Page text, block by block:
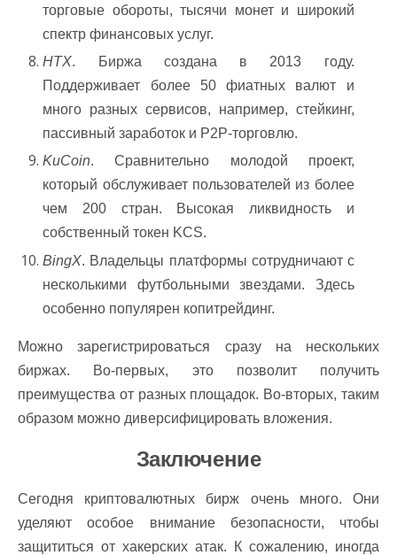
торговые обороты, тысячи монет и широкий
спектр финансовых услуг.
HTX. Биржа создана в 2013 году.
Поддерживает более 50 фиатных валют и
много разных сервисов, например, стейкинг,
пассивный заработок и P2P-торговлю.
KuCoin. Сравнительно молодой проект,
который обслуживает пользователей из более
чем 200 стран. Высокая ликвидность и
собственный токен KCS.
BingX. Владельцы платформы сотрудничают с
несколькими футбольными звездами. Здесь
особенно популярен копитрейдинг.
Можно зарегистрироваться сразу на нескольких
биржах. Во-первых, это позволит получить
преимущества от разных площадок. Во-вторых, таким
образом можно диверсифицировать вложения.
Заключение
Сегодня криптовалютных бирж очень много. Они
уделяют особое внимание безопасности, чтобы
защититься от хакерских атак. К сожалению, иногда